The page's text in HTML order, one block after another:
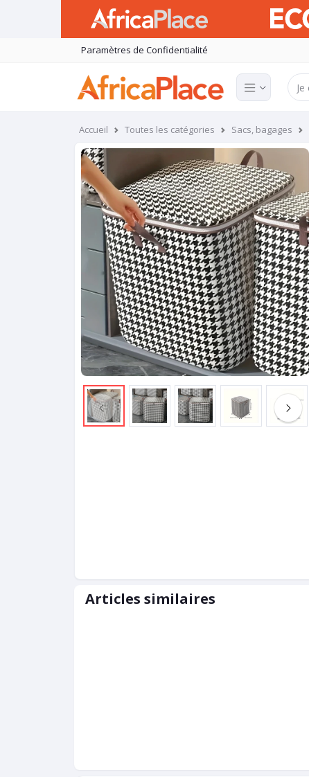
Paramètres de Confidentialité
Accueil Toutes les catégories Sacs, bagages
Articles similaires